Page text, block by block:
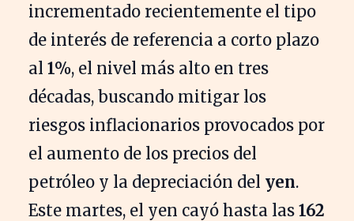
incrementado recientemente el tipo
de interés de referencia a corto plazo
al 1%, el nivel más alto en tres
décadas, buscando mitigar los
riesgos inflacionarios provocados por
el aumento de los precios del
petróleo y la depreciación del yen.
Este martes, el yen cayó hasta las 162